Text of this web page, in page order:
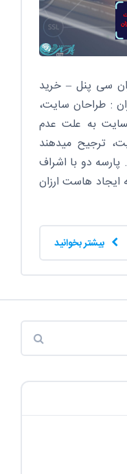
سی پنل – خرید
: طراحان سایت،
به علت عدم
ترجیح میدهند
دو با اشراف
ایجاد هاست ارزان